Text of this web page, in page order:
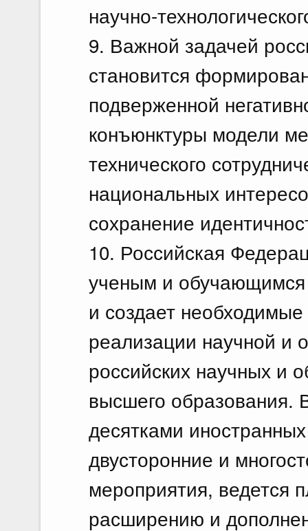
научно-
9. Важной задачей
становится
подверженной
конъюнктуры модели
технического
национальных
сохранение
10. Российская
ученым и обучающимся
и создает
реализации научной и
российских научных и
высшего образования.
десятками
двусторонние и
мероприятия, ведется
расширению и